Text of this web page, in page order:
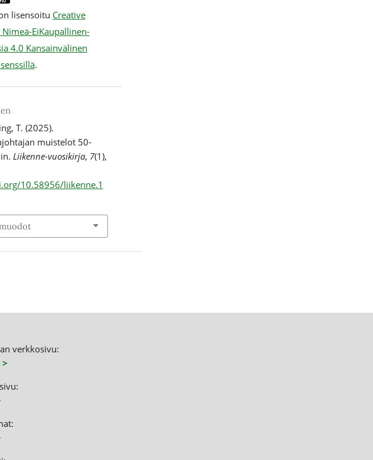
lisensoitu Creative
EiKaupallinen-
4.0 Kansainvälinen
.
T. (2025).
muistelot 50-
Liikenne-vuosikirja, 7(1),
10.58956/liikenne.1
verkkosivu: